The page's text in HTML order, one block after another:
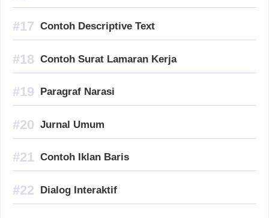
Contoh Descriptive Text
Contoh Surat Lamaran Kerja
Paragraf Narasi
Jurnal Umum
Contoh Iklan Baris
Dialog Interaktif